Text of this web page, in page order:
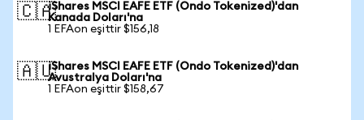
🇨🇦iShares MSCI EAFE ETF (Ondo Tokenized)'dan
Kanada Doları'na
1 EFAon eşittir $156,18
🇦🇺iShares MSCI EAFE ETF (Ondo Tokenized)'dan
Avustralya Doları'na
1 EFAon eşittir $158,67